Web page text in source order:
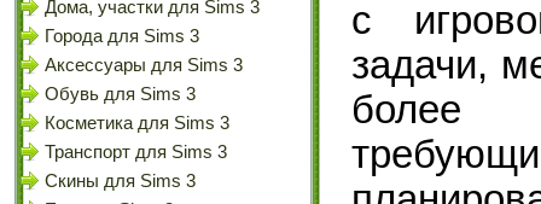
Дома, участки для Sims 3
Города для Sims 3
Аксессуары для Sims 3
Обувь для Sims 3
Косметика для Sims 3
Транспорт для Sims 3
Скины для Sims 3
с
задачи,
более